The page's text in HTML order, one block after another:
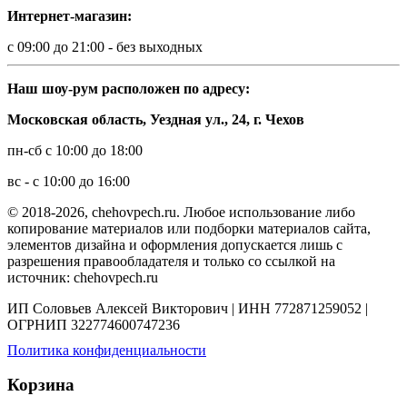
Интернет-магазин:
с 09:00 до 21:00 - без выходных
Наш шоу-рум расположен по адресу:
Московская область, Уездная ул., 24, г. Чехов
пн-сб с 10:00 до 18:00
вс - с 10:00 до 16:00
© 2018-2026, chehovpech.ru. Любое использование либо
копирование материалов или подборки материалов сайта,
элементов дизайна и оформления допускается лишь с
разрешения правообладателя и только со ссылкой на
источник: chehovpech.ru
ИП Соловьев Алексей Викторович | ИНН 772871259052 |
ОГРНИП 322774600747236
Политика конфиденциальности
Корзина